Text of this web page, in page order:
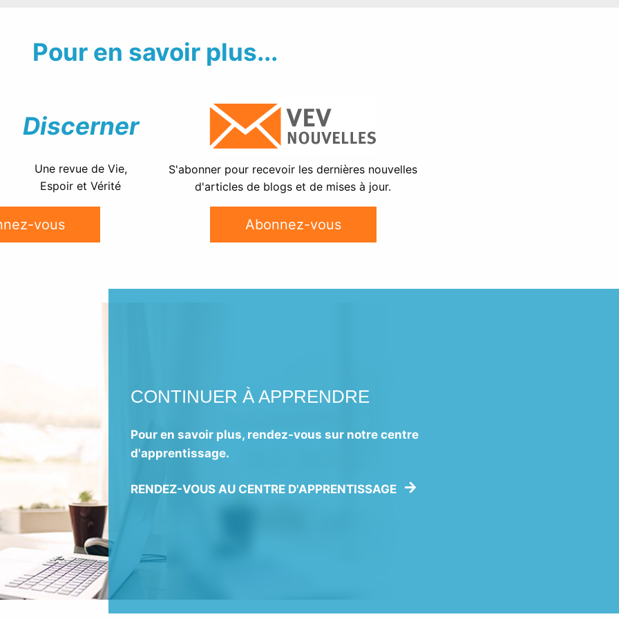
Pour en savoir plus...
Discerner
Une revue de Vie,
Espoir et Vérité
vous
S'abonner pour recevoir les dernières nouvelles
d'articles de blogs et de mises à jour.
Abonnez-vous
CONTINUER À APPRENDRE
Pour en savoir plus, rendez-vous sur notre centre
d'apprentissage.
RENDEZ-VOUS AU CENTRE D'APPRENTISSAGE